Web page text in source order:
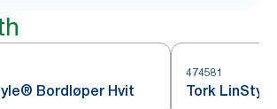
Bordløper Hvit
474581
Tork